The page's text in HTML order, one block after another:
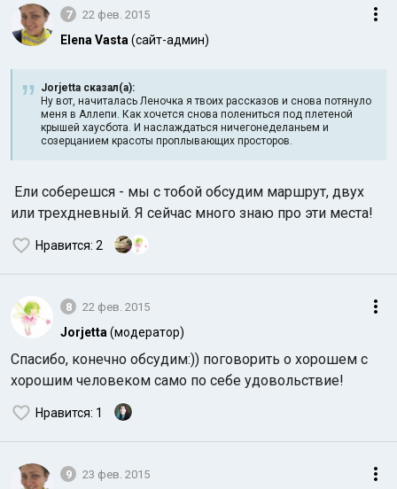
7 22 фев. 2015
Elena Vasta (сайт-админ)
Jorjetta сказал(а):
Ну вот, начиталась Леночка я твоих рассказов и снова потянуло
меня в Аллепи. Как хочется снова полениться под плетеной
крышей хаусбота. И наслаждаться ничегонеделаньем и
созерцанием красоты проплывающих просторов.
Ели соберешся - мы с тобой обсудим маршрут, двух
или трехдневный. Я сейчас много знаю про эти места!
Нравится: 2
8 22 фев. 2015
Jorjetta (модератор)
Спасибо, конечно обсудим:)) поговорить о хорошем с
хорошим человеком само по себе удовольствие!
Нравится: 1
9 23 фев. 2015